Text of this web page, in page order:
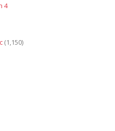
4
(1,150)